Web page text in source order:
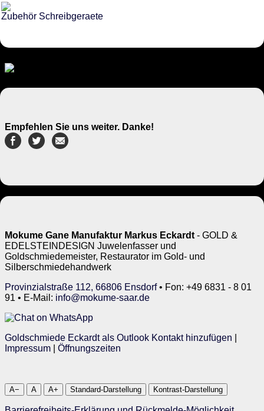
Zubehör Schreibgeraete
Empfehlen Sie uns weiter. Danke!
Mokume Gane Manufaktur Markus Eckardt - GOLD &
EDELSTEINDESIGN Juwelenfasser und
Goldschmiedemeister, Restaurator im Gold- und
Silberschmiedehandwerk
Provinzialstraße 112, 66806 Ensdorf• Fon: +49 6831 - 8 01
91 • E-Mail: info@mokume-saar.de
Goldschmiede Eckardt als Outlook Kontakt hinzufügen
Impressum
Öffnungszeiten
A− A A+ Standard-Darstellung Kontrast-Darstellung